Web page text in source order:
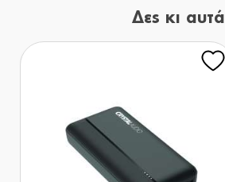
Δες κι αυτά